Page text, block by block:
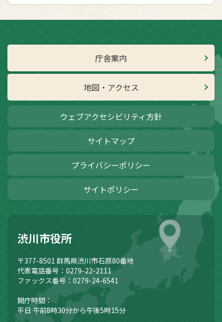
庁舎案内
地図・アクセス
ウェブアクセシビリティ方針
サイトマップ
プライバシーポリシー
サイトポリシー
渋川市役所
〒377-8501 群馬県渋川市石原80番地
代表電話番号：0279-22-2111
ファックス番号：0279-24-6541
開庁時間：
平日 午前8時30分から午後5時15分